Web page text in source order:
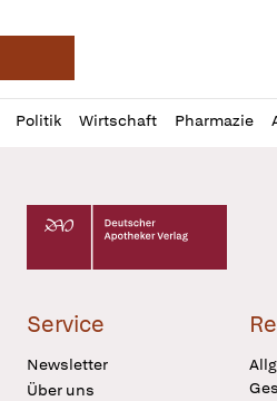
Deutsche Apotheker
Politik Wirtschaft Pharmazie
Profil
öffnen
Daz
Pur
Deutscher Apotheker Verlag
Service
Newsletter
Über uns